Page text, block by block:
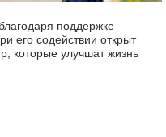
поддержке
его содействии открыт
которые улучшат жизнь